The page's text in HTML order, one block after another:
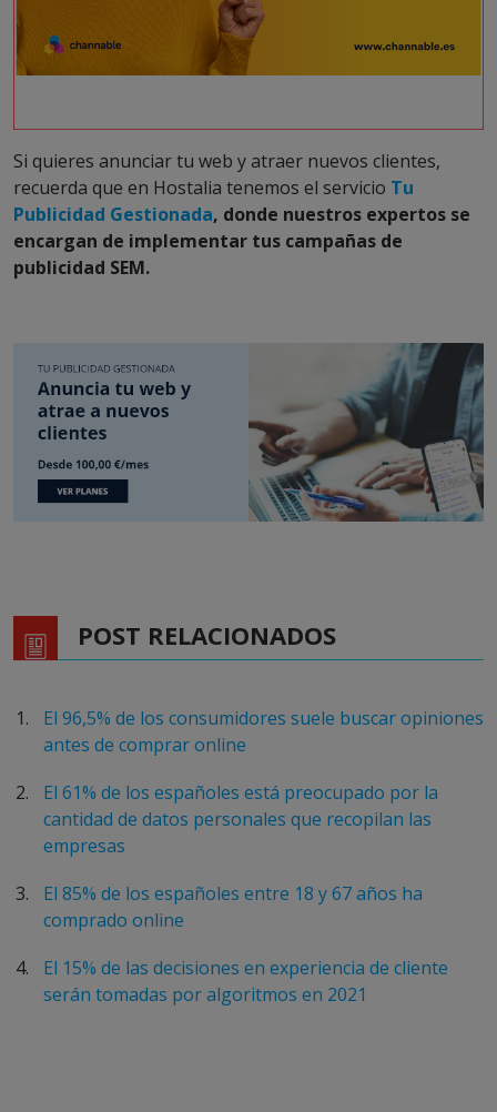
Si quieres anunciar tu web y atraer nuevos clientes,
recuerda que en Hostalia tenemos el servicio Tu
Publicidad Gestionada, donde nuestros expertos se
encargan de implementar tus campañas de
publicidad SEM.
POST RELACIONADOS
El 96,5% de los consumidores suele buscar opiniones
antes de comprar online
El 61% de los españoles está preocupado por la
cantidad de datos personales que recopilan las
empresas
El 85% de los españoles entre 18 y 67 años ha
comprado online
El 15% de las decisiones en experiencia de cliente
serán tomadas por algoritmos en 2021